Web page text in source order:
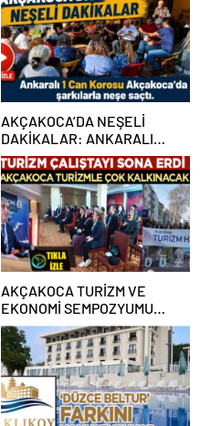
AKÇAKOCA’DA NEŞELİ
DAKİKALAR: ANKARALI
KAFİLE ORTAMA RENK KATTI
AKÇAKOCA TURİZM VE
EKONOMİ SEMPOZYUMU
TAMAMLANDI: GELECEĞİN
YOL HARİTASI ÇİZİLDİ